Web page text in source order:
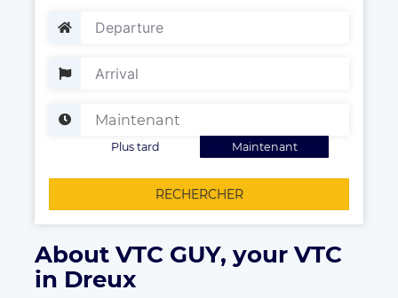
Maintenant
Plus tard
RECHERCHER
About VTC GUY, your VTC
in Dreux